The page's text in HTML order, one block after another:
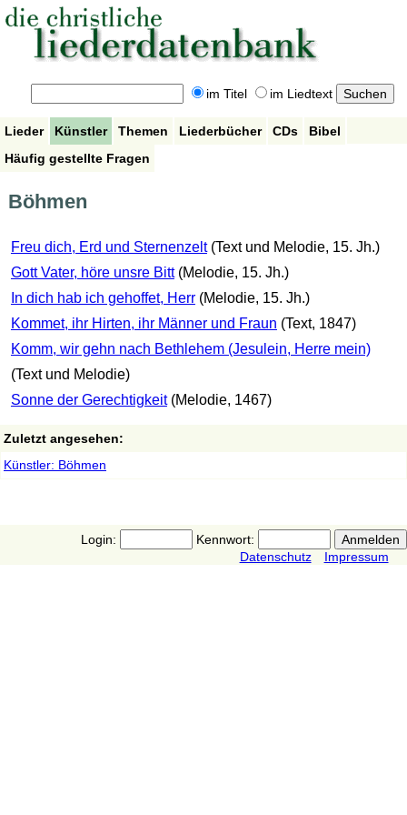
im Titel im Liedtext
Lieder Künstler Themen Liederbücher CDs
Bibel
Häufig gestellte Fragen
Böhmen
Freu dich, Erd und Sternenzelt (Text und Melodie, 15. Jh.)
Gott Vater, höre unsre Bitt (Melodie, 15. Jh.)
In dich hab ich gehoffet, Herr (Melodie, 15. Jh.)
Kommet, ihr Hirten, ihr Männer und Fraun (Text, 1847)
Komm, wir gehn nach Bethlehem (Jesulein, Herre mein)
(Text und Melodie)
Sonne der Gerechtigkeit (Melodie, 1467)
Zuletzt angesehen:
Künstler: Böhmen
Login:
Kennwort:
Datenschutz
Impressum